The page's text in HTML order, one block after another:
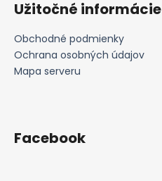
Užitočné informácie
Obchodné podmienky
Ochrana osobných údajov
Mapa serveru
Facebook